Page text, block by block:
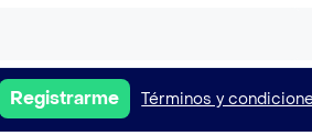
Registrarme Términos y